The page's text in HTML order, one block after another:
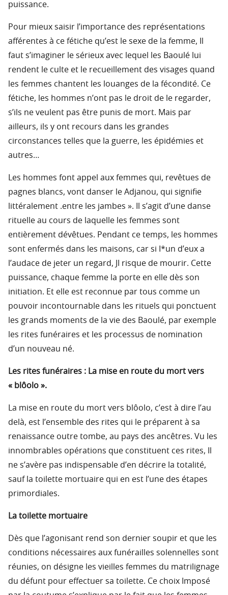
puissance.
Pour mieux saisir l’importance des représentations
afférentes à ce fétiche qu’est le sexe de la femme, Il
faut s’imaginer le sérieux avec lequel les Baoulé lui
rendent le culte et le recueillement des visages quand
les femmes chantent les louanges de la fécondité. Ce
fétiche, les hommes n’ont pas le droit de le regarder,
s’ils ne veulent pas être punis de mort. Mais par
ailleurs, ils y ont recours dans les grandes
circonstances telles que la guerre, les épidémies et
autres…
Les hommes font appel aux femmes qui, revêtues de
pagnes blancs, vont danser le Adjanou, qui signifie
littéralement .entre les jambes ». Il s’agit d’une danse
rituelle au cours de laquelle les femmes sont
entièrement dévêtues. Pendant ce temps, les hommes
sont enfermés dans les maisons, car si I*un d’eux a
l’audace de jeter un regard, JI risque de mourir. Cette
puissance, chaque femme la porte en elle dès son
initiation. Et elle est reconnue par tous comme un
pouvoir incontournable dans les rituels qui ponctuent
les grands moments de la vie des Baoulé, par exemple
les rites funéraires et les processus de nomination
d’un nouveau né.
Les rites funéraires : La mise en route du mort vers
« blôolo ».
La mise en route du mort vers blôolo, c’est à dire l’au
delà, est l’ensemble des rites qui le préparent à sa
renaissance outre tombe, au pays des ancêtres. Vu les
innombrables opérations que constituent ces rites, Il
ne s’avère pas indispensable d’en décrire la totalité,
sauf la toilette mortuaire qui en est l’une des étapes
primordiales.
La toilette mortuaire
Dès que l’agonisant rend son dernier soupir et que les
conditions nécessaires aux funérailles solennelles sont
réunies, on désigne les vieilles femmes du matrilignage
du défunt pour effectuer sa toilette. Ce choix Imposé